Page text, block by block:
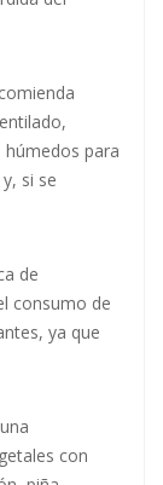
para
si se
de
consumo de
ya que
con